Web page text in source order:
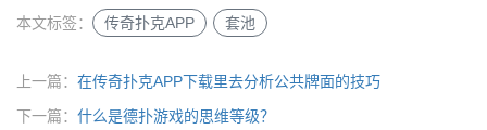
本文标签： 传奇扑克APP 套池
上一篇： 在传奇扑克APP下载里去分析公共牌面的技巧
下一篇： 什么是德扑游戏的思维等级？